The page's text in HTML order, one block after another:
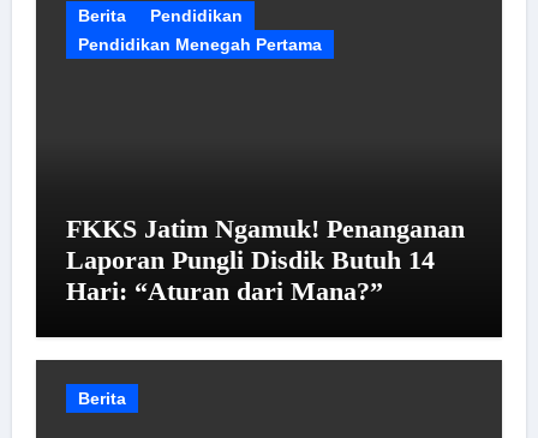
Berita
Pendidikan
Pendidikan Menegah Pertama
FKKS Jatim Ngamuk! Penanganan
Laporan Pungli Disdik Butuh 14
Hari: “Aturan dari Mana?”
Berita